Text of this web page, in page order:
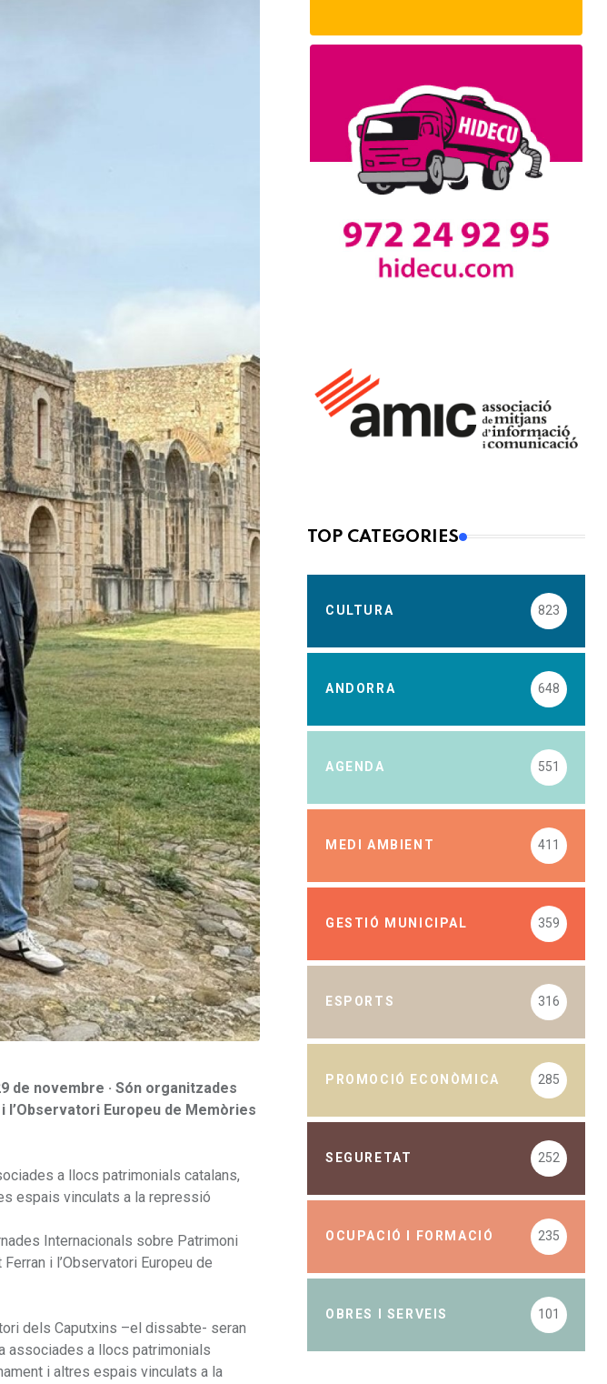
de novembre · Són organitzades
l’Observatori Europeu de Memòries
a llocs patrimonials catalans,
espais vinculats a la repressió
Internacionals sobre Patrimoni
i l’Observatori Europeu de
dels Caputxins –el dissabte- seran
associades a llocs patrimonials
i altres espais vinculats a la
TOP CATEGORIES
CULTURA 823
ANDORRA 648
AGENDA 551
MEDI AMBIENT 411
GESTIÓ MUNICIPAL 359
ESPORTS 316
PROMOCIÓ ECONÒMICA 285
SEGURETAT 252
OCUPACIÓ I FORMACIÓ 235
OBRES I SERVEIS 101